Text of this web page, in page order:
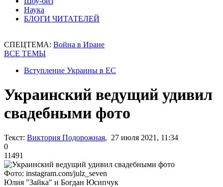
Наука
БЛОГИ ЧИТАТЕЛЕЙ
СПЕЦТЕМА: Война в Иране
ВСЕ ТЕМЫ
Вступление Украины в ЕС
Украинский ведущий удивил
свадебными фото
Текст: Виктория Подорожная, 27 июля 2021, 11:34
0
11491
Фото: instagram.com/julz_seven
Юлия "Зайка" и Богдан Юсипчук